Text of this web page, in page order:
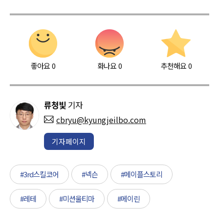
좋아요0 화나요0 추천해요 0
류청빛 기자
cbryu@kyungjeilbo.com
기자페이지
#3rd스킬코어 #넥슨 #메이플스토리
#레테 #미션울티마 #메이린